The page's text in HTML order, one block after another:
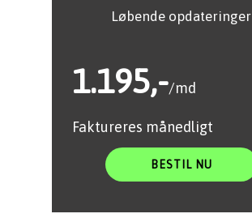
Løbende opdateringer
1.195,-/md
Faktureres månedligt
BESTIL NU